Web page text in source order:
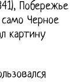
Побережье
Черное
картину